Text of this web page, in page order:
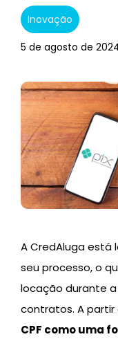
Inovação
5 de agosto de
A CredAluga está
seu processo, o
locação durante
contratos. A
CPF como uma